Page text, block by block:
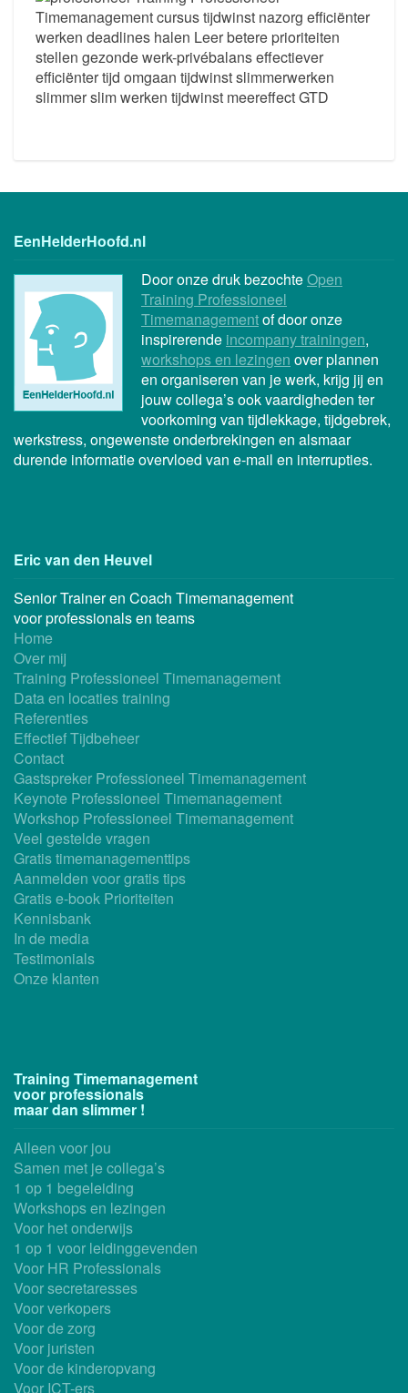
EenHelderHoofd.nl
Door onze druk bezochteOpen
Training Professioneel
Timemanagementof door onze
inspirerende incompany trainingen,
workshops en lezingen over plannen
en organiseren van je werk, krijg jij en
jouw collega’s ook vaardigheden ter
voorkoming van tijdlekkage, tijdgebrek,
werkstress, ongewenste onderbrekingen en alsmaar
durende informatie overvloed van e-mail en interrupties.
Eric van den Heuvel
Senior Trainer en Coach Timemanagement
voor professionals en teams
Home
Over mij
Training Professioneel Timemanagement
Data en locaties training
Referenties
Effectief Tijdbeheer
Contact
Gastspreker Professioneel Timemanagement
Keynote Professioneel Timemanagement
Workshop Professioneel Timemanagement
Veel gestelde vragen
Gratis timemanagementtips
Aanmelden voor gratis tips
Gratis e-book Prioriteiten
Kennisbank
In de media
Testimonials
Onze klanten
Training Timemanagement
voor professionals
maar dan slimmer !
Alleen voor jou
Samen met je collega’s
1 op 1 begeleiding
Workshops en lezingen
Voor het onderwijs
1 op 1 voor leidinggevenden
Voor HR Professionals
Voor secretaresses
Voor verkopers
Voor de zorg
Voor juristen
Voor de kinderopvang
Voor ICT-ers